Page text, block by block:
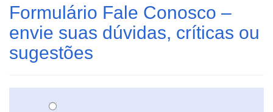
Formulário Fale Conosco –
envie suas dúvidas, críticas ou
sugestões